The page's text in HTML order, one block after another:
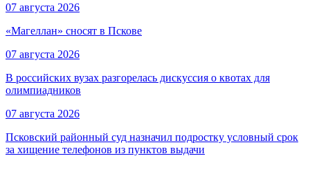
07 августа 2026
«Магеллан» сносят в Пскове
07 августа 2026
В российских вузах разгорелась дискуссия о квотах для
олимпиадников
07 августа 2026
Псковский районный суд назначил подростку условный срок
за хищение телефонов из пунктов выдачи